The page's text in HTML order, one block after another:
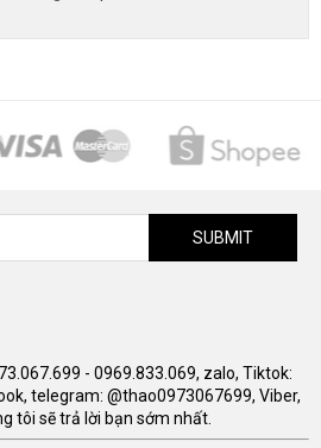
SUBMIT
- 0969.833.069, zalo, Tiktok:
telegram: @thao0973067699, Viber,
tôi sẽ trả lời bạn sớm nhất.